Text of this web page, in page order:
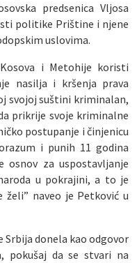
predsenica Vljosa
politike Prištine i njene
uslovima.
i Metohije koristi
nasilja i kršenja prava
svojoj suštini kriminalan,
prikrije svoje kriminalne
postupanje i činjenicu
i punih 11 godina
osnov za uspostavljanje
u pokrajini, a to je
naveo je Petković u
Srbija donela kao odgovor
pokušaj da se stvari na